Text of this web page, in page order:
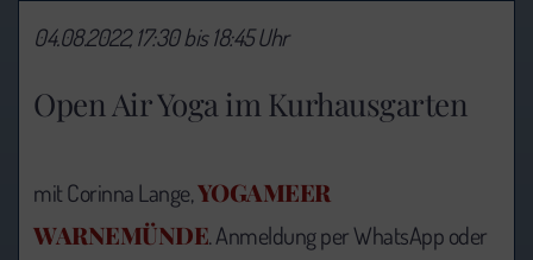
Open Air Yoga im Kurhausgarten
04.08.2022, 17:30 bis 18:45 Uhr
mit Corinna Lange,YOGAMEER
WARNEMÜNDE. Anmeldung per WhatsApp oder